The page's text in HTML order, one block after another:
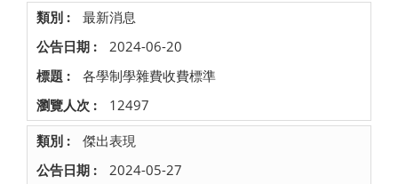
最新消息
2024-06-20
各學制學雜費收費標準
12497
傑出表現
2024-05-27